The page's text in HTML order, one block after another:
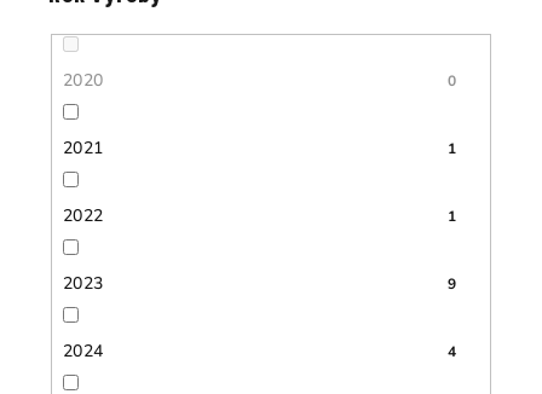
2020 0
2021 1
2022 1
2023 9
2024 4